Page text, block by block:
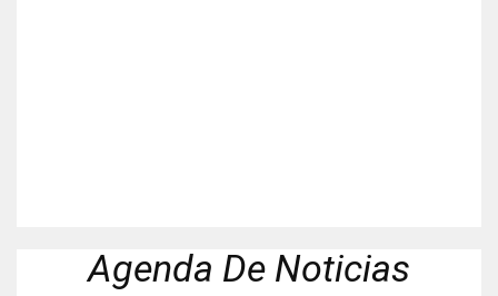
Agenda De Noticias